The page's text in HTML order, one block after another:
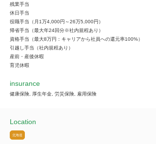
残業手当
休日手当
役職手当（月1万4,000円～26万5,000円）
帰省手当（最大年24回分※社内規程あり）
資格手当（最大8万円：キャリアから社員への還元率100%）
引越し手当（社内規程あり）
産前・産後休暇
育児休暇
insurance
健康保険, 厚生年金, 労災保険, 雇用保険
Location
北海道